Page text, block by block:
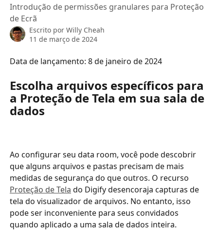
Introdução de permissões granulares para Proteção
de Ecrã
Escrito por Willy Cheah
11 de março de 2024
Data de lançamento: 8 de janeiro de 2024
Escolha arquivos específicos para
a Proteção de Tela em sua sala de
dados
Ao configurar seu data room, você pode descobrir
que alguns arquivos e pastas precisam de mais
medidas de segurança do que outros. O recurso
Proteção de Tela do Digify desencoraja capturas de
tela do visualizador de arquivos. No entanto, isso
pode ser inconveniente para seus convidados
quando aplicado a uma sala de dados inteira.